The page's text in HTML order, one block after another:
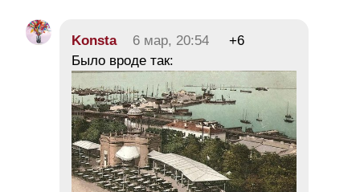
Konsta 6 мар, 20:54
+6
Было вроде так: